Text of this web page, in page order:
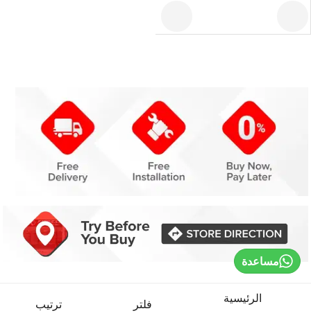
الرئيسية فلتر ترتيب
مساعدة